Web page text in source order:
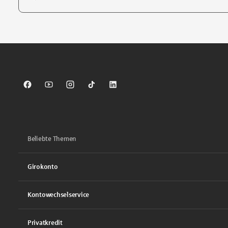
Sparkasse auf Facebook
Sparkasse auf Youtube
Sparkasse auf Instagram
Sparkasse auf TikTok
Sparkasse auf LinkedIn
Beliebte Themen
Girokonto
Kontowechselservice
Privatkredit